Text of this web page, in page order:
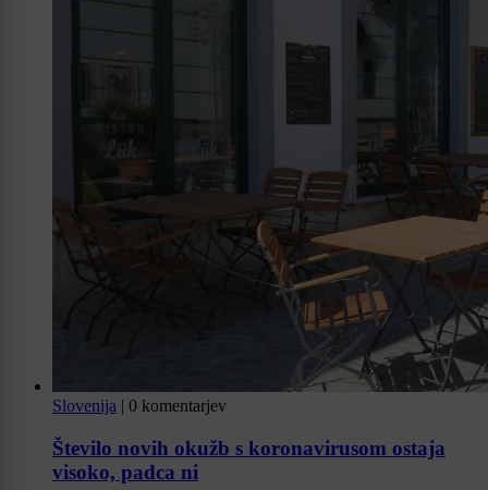
Slovenija | 0 komentarjev
Število novih okužb s koronavirusom ostaja
visoko, padca ni